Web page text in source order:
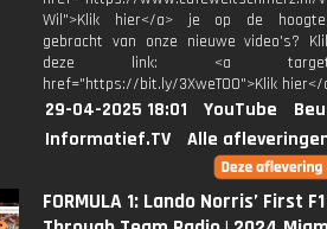
Wil">Klik hier</a> je op de
gebracht van onze nieuwe video's?
deze link: <a
href="https://bit.ly/3XweTO0">Klik hier</
29-04-2025 18:01 YouTube
Informatief.TV
Alle
FORMULA 1: Lando Norris’ First